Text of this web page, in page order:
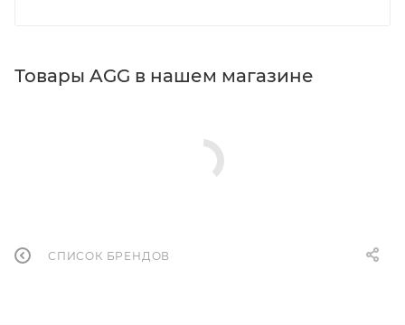
Товары AGG в нашем магазине
СПИСОК БРЕНДОВ